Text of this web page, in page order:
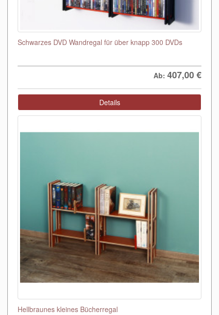
Schwarzes DVD Wandregal für über knapp 300 DVDs
Ab: 407,00€
Details
Hellbraunes kleines Bücherregal